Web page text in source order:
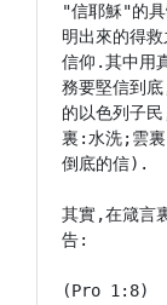
"信耶穌"的
明出來的得
信仰.其中用
務要堅信到
的以色列子
裏:水洗;雲
倒底的信).
其實,在箴言
告:
(Pro 1:8)